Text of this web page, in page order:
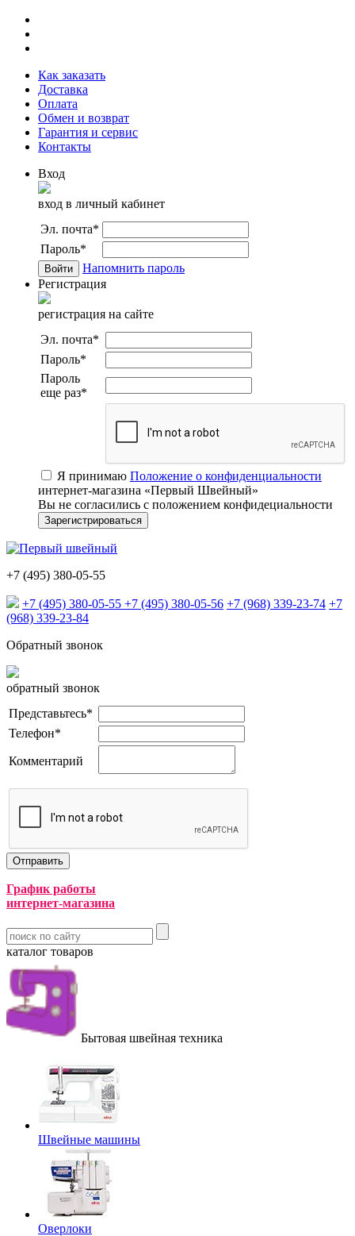
Как заказать
Доставка
Оплата
Обмен и возврат
Гарантия и сервис
Контакты
Вход
вход в личный кабинет
Эл. почта*
Пароль*
Напомнить пароль
Регистрация
регистрация на сайте
Эл. почта*
Пароль*
Пароль
еще раз*
Я принимаю Положение о конфиденциальности
интернет-магазина «Первый Швейный»
Вы не согласились с положением конфидециальности
+7 (495) 380-05-55
+7 (495) 380-05-55 +7 (495) 380-05-56 +7 (968) 339-23-74 +7
(968) 339-23-84
Обратный звонок
обратный звонок
Представьтесь*
Телефон*
Комментарий
График работы
интернет-магазина
каталог товаров
Бытовая швейная техника
Швейные машины
Оверлоки